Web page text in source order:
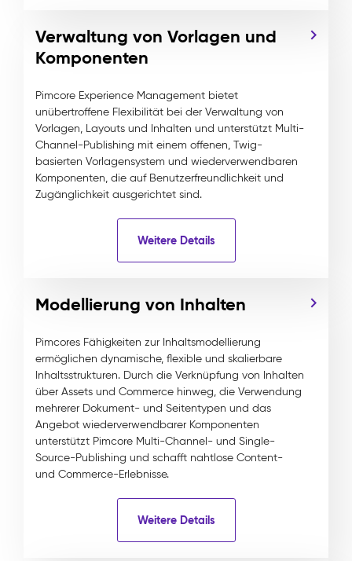
Verwaltung von Vorlagen und
Komponenten
Pimcore Experience Management bietet
unübertroffene Flexibilität bei der Verwaltung von
Vorlagen, Layouts und Inhalten und unterstützt Multi-
Channel-Publishing mit einem offenen, Twig-
basierten Vorlagensystem und wiederverwendbaren
Komponenten, die auf Benutzerfreundlichkeit und
Zugänglichkeit ausgerichtet sind.
Weitere Details
Modellierung von Inhalten
Pimcores Fähigkeiten zur Inhaltsmodellierung
ermöglichen dynamische, flexible und skalierbare
Inhaltsstrukturen. Durch die Verknüpfung von Inhalten
über Assets und Commerce hinweg, die Verwendung
mehrerer Dokument- und Seitentypen und das
Angebot wiederverwendbarer Komponenten
unterstützt Pimcore Multi-Channel- und Single-
Source-Publishing und schafft nahtlose Content-
und Commerce-Erlebnisse.
Weitere Details